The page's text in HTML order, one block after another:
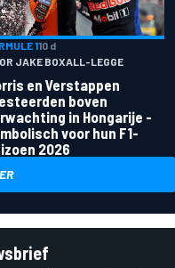
110 d
JAKE BOXALL-LEGGE
en Verstappen
boven
in Hongarije -
voor hun F1-
2026